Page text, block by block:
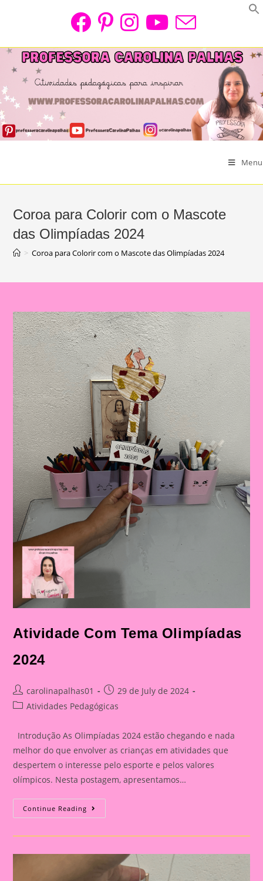
Menu
Coroa para Colorir com o Mascote
das Olimpíadas 2024
> Coroa para Colorir com o Mascote das Olimpíadas 2024
Atividade Com Tema Olimpíadas
2024
Post
author:
carolinapalhas01
Post
published:
29 de July de 2024
PostAtividades Pedagógicas
Introdução As Olimpíadas 2024 estão chegando e nada
melhor do que envolver as crianças em atividades que
despertem o interesse pelo esporte e pelos valores
olímpicos. Nesta postagem, apresentamos…
Continue Reading Atividade
Com
Olimpíadas